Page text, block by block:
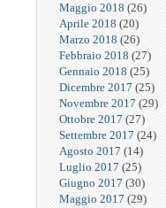
Maggio 2018 (26)
Aprile 2018 (20)
Marzo 2018 (26)
Febbraio 2018 (27)
Gennaio 2018 (25)
Dicembre 2017 (25)
Novembre 2017 (29)
Ottobre 2017 (27)
Settembre 2017 (24)
Agosto 2017 (14)
Luglio 2017 (25)
Giugno 2017 (30)
Maggio 2017 (29)